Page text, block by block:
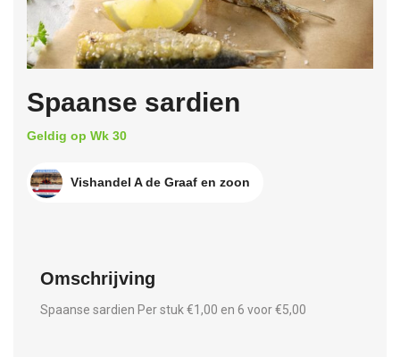
Spaanse sardien
Geldig op Wk 30
Vishandel A de Graaf en zoon
Omschrijving
Spaanse sardien Per stuk €1,00 en 6 voor €5,00